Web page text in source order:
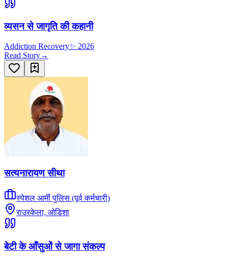
व्यसन से जागृति की कहानी
Addiction Recovery✨ 2026
Read Story→
सत्यनारायण सीथा
स्पेशल आर्मी पुलिस (पूर्व कर्मचारी)
राउरकेला, ओडिशा
बेटी के आँसुओं से जागा संकल्प